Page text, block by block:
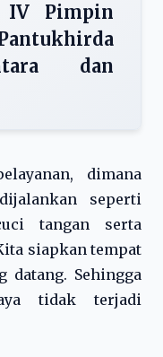
IV Pimpin
dan
dimana
seperti
tangan serta
siapkan tempat
datang. Sehingga
tidak terjadi